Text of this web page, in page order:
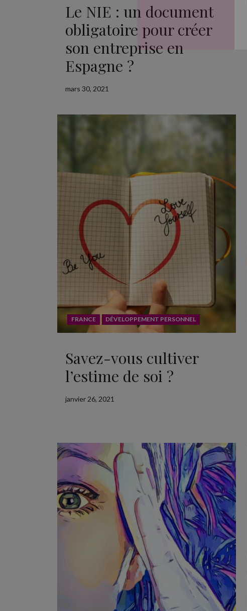
Le NIE : un document
obligatoire pour créer
son entreprise en
Espagne ?
mars 30, 2021
FRANCE DÉVELOPPEMENT PERSONNEL
Savez-vous cultiver
l’estime de soi ?
janvier 26, 2021